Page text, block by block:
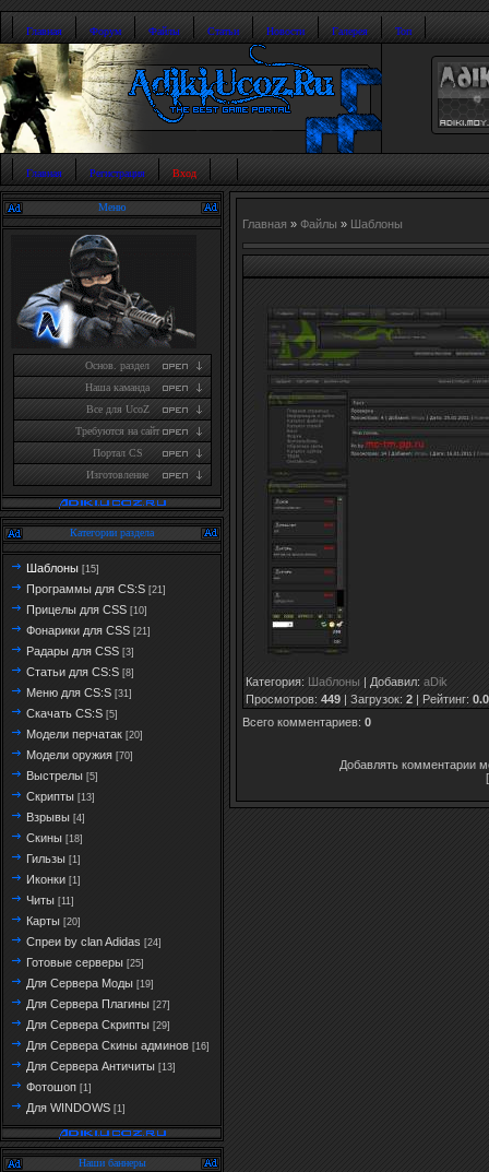
Главная Форум Файлы Статьи Новости Галерея Топ
Главная Регистрация Вход
Меню
Основ. раздел
Наша каманда
Все для UcoZ
Требуются на сайт
Портал CS
Изготовление
Категории раздела
Шаблоны [15]
Программы для CS:S [21]
Прицелы для CSS [10]
Фонарики для CSS [21]
Радары для CSS [3]
Статьи для CS:S [8]
Меню для CS:S [31]
Скачать CS:S [5]
Модели перчатак [20]
Модели оружия [70]
Выстрелы [5]
Скрипты [13]
Взрывы [4]
Скины [18]
Гильзы [1]
Иконки [1]
Читы [11]
Карты [20]
Спреи by clan Adidas [24]
Готовые серверы [25]
Для Сервера Моды [19]
Для Сервера Плагины [27]
Для Сервера Скрипты [29]
Для Сервера Скины админов [16]
Для Сервера Античиты [13]
Фотошоп [1]
Для WINDOWS [1]
Наши баннеры
Главная » Файлы » Шаблоны
Категория: Шаблоны | Добавил: aDik
Просмотров: 449 | Загрузок: 2 | Рейтинг: 0.0
Всего комментариев: 0
Добавлять комментарии